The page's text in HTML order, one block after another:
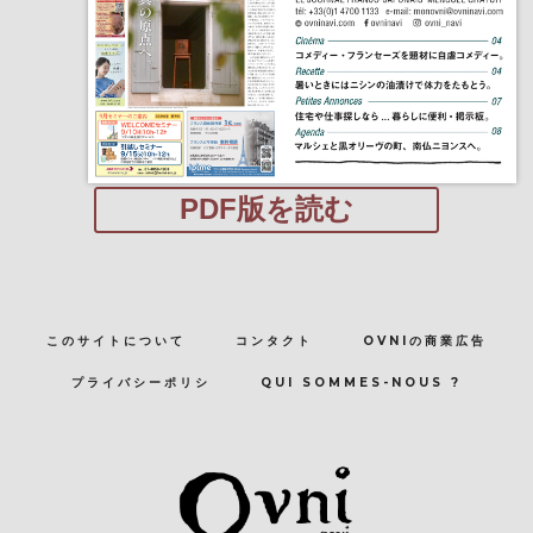
PDF版を読む
このサイトについて コンタクト OVNIの商業広告
プライバシーポリシ QUI SOMMES-NOUS ?